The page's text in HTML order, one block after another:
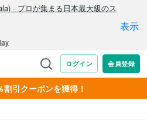
引クーポンを獲得！